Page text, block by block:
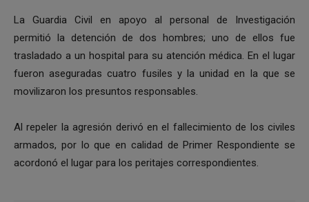
La Guardia Civil en apoyo al personal de Investigación
permitió la detención de dos hombres; uno de ellos fue
trasladado a un hospital para su atención médica. En el lugar
fueron aseguradas cuatro fusiles y la unidad en la que se
movilizaron los presuntos responsables.
Al repeler la agresión derivó en el fallecimiento de los civiles
armados, por lo que en calidad de Primer Respondiente se
acordonó el lugar para los peritajes correspondientes.